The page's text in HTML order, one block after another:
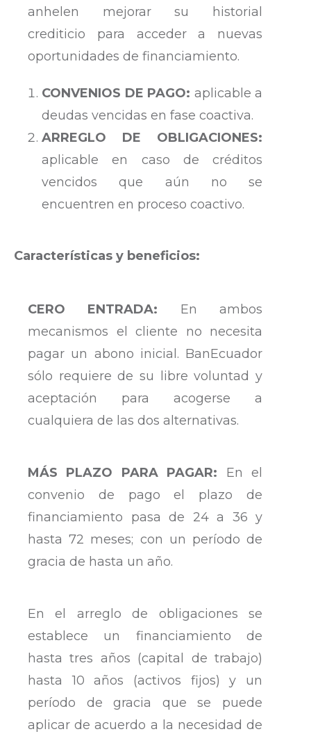
anhelen mejorar su historial
crediticio para acceder a nuevas
oportunidades de financiamiento.
CONVENIOS DE PAGO: aplicable a
deudas vencidas en fase coactiva.
ARREGLO DE OBLIGACIONES:
aplicable en caso de créditos
vencidos que aún no se
encuentren en proceso coactivo.
Características y beneficios:
CERO ENTRADA: En ambos
mecanismos el cliente no necesita
pagar un abono inicial. BanEcuador
sólo requiere de su libre voluntad y
aceptación para acogerse a
cualquiera de las dos alternativas.
MÁS PLAZO PARA PAGAR: En el
convenio de pago el plazo de
financiamiento pasa de 24 a 36 y
hasta 72 meses; con un período de
gracia de hasta un año.
En el arreglo de obligaciones se
establece un financiamiento de
hasta tres años (capital de trabajo)
hasta 10 años (activos fijos) y un
período de gracia que se puede
aplicar de acuerdo a la necesidad de